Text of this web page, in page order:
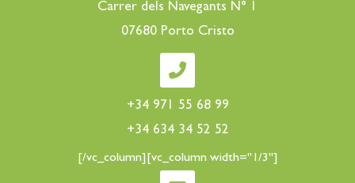
Carrer dels Navegants N° 1
07680 Porto Cristo
+34 971 55 68 99
+34 634 34 52 52
[/vc_column][vc_column width="1/3"]